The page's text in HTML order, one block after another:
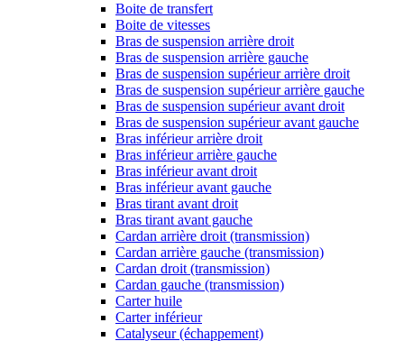
Boite de transfert
Boite de vitesses
Bras de suspension arrière droit
Bras de suspension arrière gauche
Bras de suspension supérieur arrière droit
Bras de suspension supérieur arrière gauche
Bras de suspension supérieur avant droit
Bras de suspension supérieur avant gauche
Bras inférieur arrière droit
Bras inférieur arrière gauche
Bras inférieur avant droit
Bras inférieur avant gauche
Bras tirant avant droit
Bras tirant avant gauche
Cardan arrière droit (transmission)
Cardan arrière gauche (transmission)
Cardan droit (transmission)
Cardan gauche (transmission)
Carter huile
Carter inférieur
Catalyseur (échappement)